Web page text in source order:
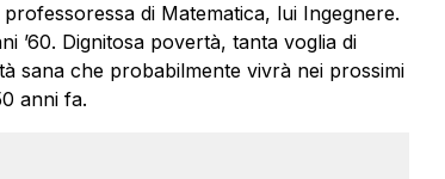
di Matematica, lui Ingegnere.
’60. Dignitosa povertà, tanta voglia di
sana che probabilmente vivrà nei prossimi
anni fa.